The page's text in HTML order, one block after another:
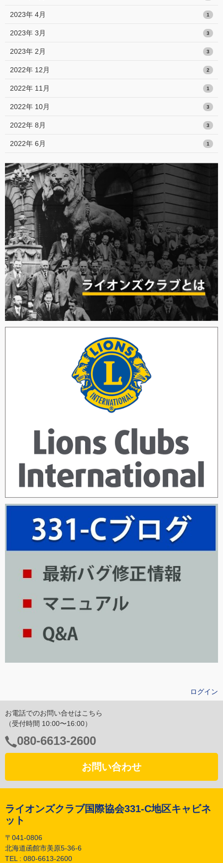
2023年 4月 1
2023年 3月 3
2023年 2月 3
2022年 12月 2
2022年 11月 1
2022年 10月 3
2022年 8月 3
2022年 6月 1
ログイン
お電話でのお問い合せはこちら
（受付時間 10:00〜16:00）
電
話
号：
080-6613-2600
お問い合わせ
ライオンズクラブ国際協会331-C地区キャビネ
ット
〒041-0806
北海道函館市美原5-36-6
TEL : 080-6613-2600